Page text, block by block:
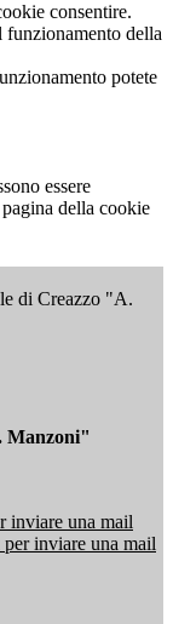
consentire.
funzionamento della
potete
essere
della cookie
di Creazzo "A.
Manzoni"
inviare una mail
inviare una mail